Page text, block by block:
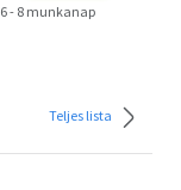
6 - 8 munkanap
Teljes lista